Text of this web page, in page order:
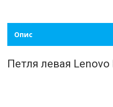
Опис
Петля левая Lenovo